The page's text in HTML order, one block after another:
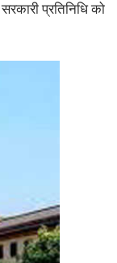
प्रतिनिधि को